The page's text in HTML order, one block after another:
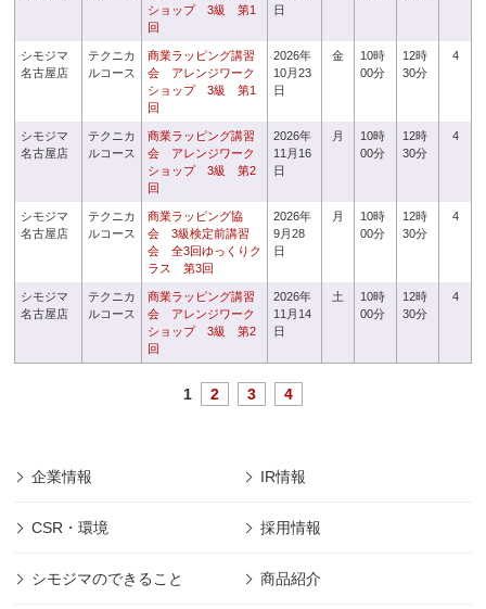
ショップ 3級 第1
回
日
シモジマ
名古屋店
テクニカ
ルコース
商業ラッピング講習
会 アレンジワーク
ショップ 3級 第1
回
2026年
10月23
日
金
10時
00分
12時
30分
4
シモジマ
名古屋店
テクニカ
ルコース
商業ラッピング講習
会 アレンジワーク
ショップ 3級 第2
回
2026年
11月16
日
月
10時
00分
12時
30分
4
シモジマ
名古屋店
テクニカ
ルコース
商業ラッピング協
会 3級検定前講習
会 全3回ゆっくりク
ラス 第3回
2026年
9月28
日
月
10時
00分
12時
30分
4
シモジマ
名古屋店
テクニカ
ルコース
商業ラッピング講習
会 アレンジワーク
ショップ 3級 第2
回
2026年
11月14
日
土
10時
00分
12時
30分
4
1 2 3 4
企業情報 IR情報
CSR・環境 採用情報
シモジマのできること 商品紹介